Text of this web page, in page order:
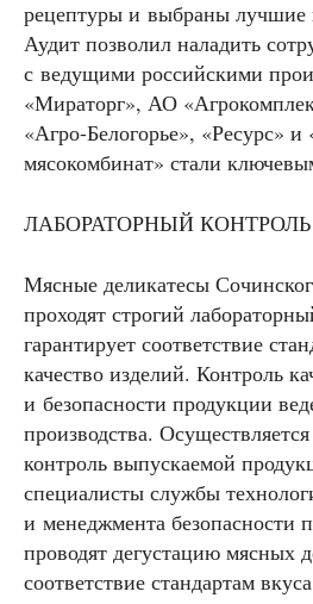
рецептуры и выбраны лучшие
Аудит позволил наладить
с ведущими российскими
«Мираторг», АО
«Агро-Белогорье», «Ресурс»
мясокомбинат» стали
ЛАБОРАТОРНЫЙ КОНТРОЛЬ
Мясные деликатесы
проходят строгий
гарантирует соответствие
качество изделий. Контроль
и безопасности продукции
производства.
контроль выпускаемой
специалисты службы
и менеджмента безопасности
проводят дегустацию мясных
соответствие стандартам